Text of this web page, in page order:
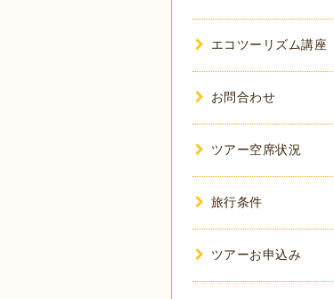
エコツーリズム講座
お問合わせ
ツアー空席状況
旅行条件
ツアーお申込み